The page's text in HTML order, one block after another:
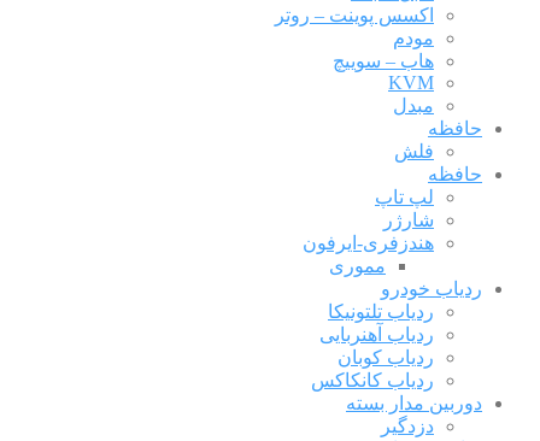
اکسس پوینت – روتر
مودم
هاب – سوییچ
KVM
مبدل
حافظه
فلش
حافظه
لپ تاپ
شارژر
هندزفری-ایرفون
مموری
ردیاب خودرو
ردیاب تلتونیکا
ردیاب آهنربایی
ردیاب کوبان
ردیاب کانکاکس
دوربین مدار بسته
دزدگیر